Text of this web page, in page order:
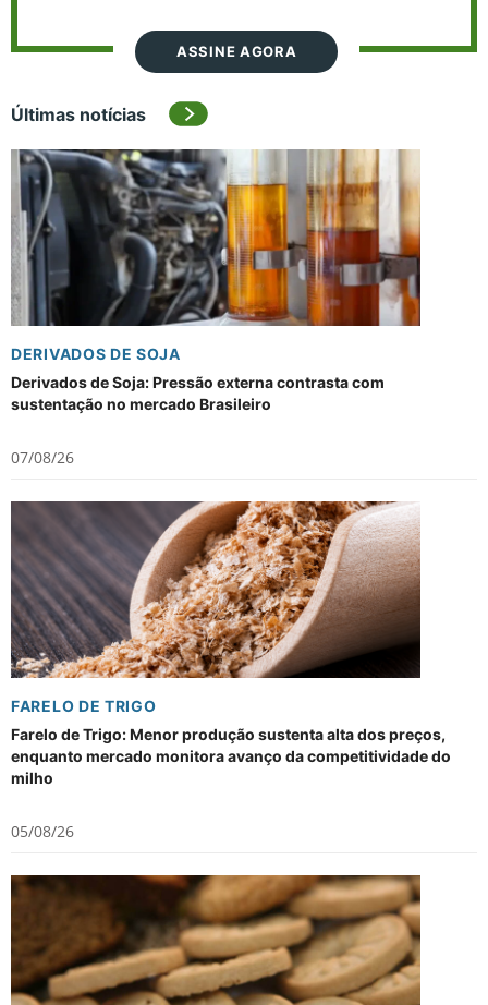
ASSINE AGORA
Últimas notícias
DERIVADOS DE SOJA
Derivados de Soja: Pressão externa contrasta com
sustentação no mercado Brasileiro
07/08/26
FARELO DE TRIGO
Farelo de Trigo: Menor produção sustenta alta dos preços,
enquanto mercado monitora avanço da competitividade do
milho
05/08/26